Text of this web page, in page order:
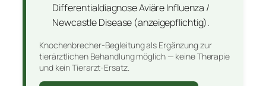
Differentialdiagnose Aviäre Influenza /
Newcastle Disease (anzeigepflichtig).
Knochenbrecher-Begleitung als Ergänzung zur
tierärztlichen Behandlung möglich — keine Therapie
und kein Tierarzt-Ersatz.